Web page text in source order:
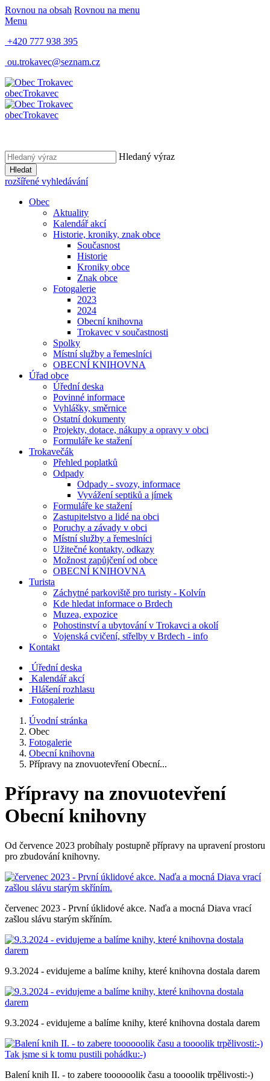
Rovnou na obsah Rovnou na menu
Menu
+420 777 938 395
ou.trokavec@seznam.cz
obecTrokavec
obecTrokavec
Hledaný výraz
Hledat
rozšířené vyhledávání
Obec
Aktuality
Kalendář akcí
Historie, kroniky, znak obce
Současnost
Historie
Kroniky obce
Znak obce
Fotogalerie
2023
2024
Obecní knihovna
Trokavec v součastnosti
Spolky
Místní služby a řemeslníci
OBECNÍ KNIHOVNA
Úřad obce
Úřední deska
Povinné informace
Vyhlášky, směrnice
Ostatní dokumenty
Projekty, dotace, nákupy a opravy v obci
Formuláře ke stažení
Trokavečák
Přehled poplatků
Odpady
Odpady - svozy, informace
Vyvážení septiků a jímek
Formuláře ke stažení
Zastupitelstvo a lidé na obci
Poruchy a závady v obci
Místní služby a řemeslníci
Užitečné kontakty, odkazy
Možnost zapůjčení od obce
OBECNÍ KNIHOVNA
Turista
Záchytné parkoviště pro turisty - Kolvín
Kde hledat informace o Brdech
Muzea, expozice
Pohostinství a ubytování v Trokavci a okolí
Vojenská cvičení, střelby v Brdech - info
Kontakt
Úřední deska
Kalendář akcí
Hlášení rozhlasu
Fotogalerie
Úvodní stránka
Obec
Fotogalerie
Obecní knihovna
Přípravy na znovuotevření Obecní...
Přípravy na znovuotevření
Obecní knihovny
Od července 2023 probíhaly postupně přípravy na upravení prostoru
pro zbudování knihovny.
červenec 2023 - První úklidové akce. Naďa a mocná Diava vrací
zašlou slávu starým skříním.
9.3.2024 - evidujeme a balíme knihy, které knihovna dostala darem
9.3.2024 - evidujeme a balíme knihy, které knihovna dostala darem
Balení knih II. - to zabere toooooolik času a toooolik trpělivosti:-)